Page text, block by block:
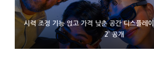
시력 조정 기능 얹고 가격 낮춘 공간 디스플레
2’ 공개
D램 부족에 10억달러어치 아이폰18 프로세
300~400달러 반지형 스피커 준비하